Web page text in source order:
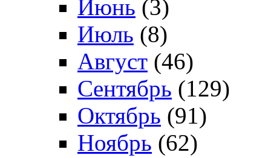
Июнь (3)
Июль (8)
Август (46)
Сентябрь (129)
Октябрь (91)
Ноябрь (62)